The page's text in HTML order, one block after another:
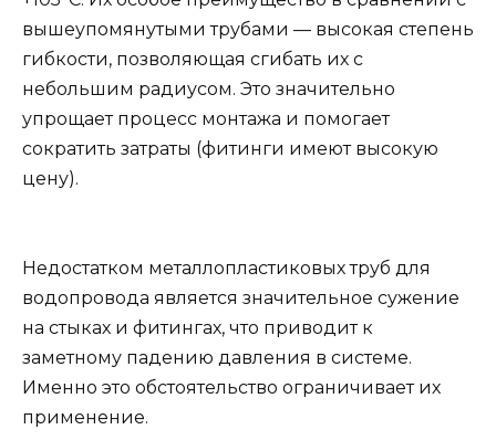
вышеупомянутыми трубами — высокая степень
гибкости, позволяющая сгибать их с
небольшим радиусом. Это значительно
упрощает процесс монтажа и помогает
сократить затраты (фитинги имеют высокую
цену).
Недостатком металлопластиковых труб для
водопровода является значительное сужение
на стыках и фитингах, что приводит к
заметному падению давления в системе.
Именно это обстоятельство ограничивает их
применение.